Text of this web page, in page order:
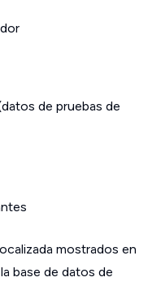
de pruebas de
mostrados en
base de datos de